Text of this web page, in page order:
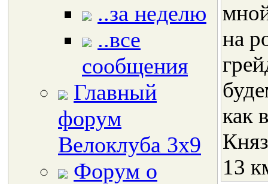
..за неделю
..все
сообщения
Главный
форум
Велоклуба 3х9
Форум о
на
как
13